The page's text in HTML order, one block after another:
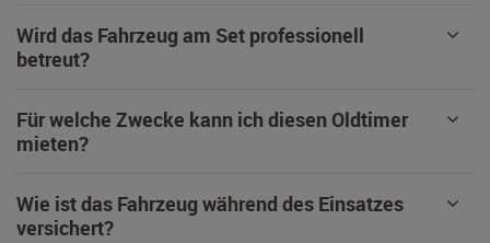
Wird das Fahrzeug am Set professionell
betreut?
Für welche Zwecke kann ich diesen Oldtimer
mieten?
Wie ist das Fahrzeug während des Einsatzes
versichert?